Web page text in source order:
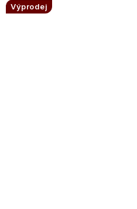
Výprodej